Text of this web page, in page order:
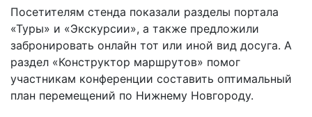
Посетителям стенда показали разделы портала
«Туры» и «Экскурсии», а также предложили
забронировать онлайн тот или иной вид досуга. А
раздел «Конструктор маршрутов» помог
участникам конференции составить оптимальный
план перемещений по Нижнему Новгороду.